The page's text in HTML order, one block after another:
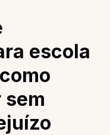
escola